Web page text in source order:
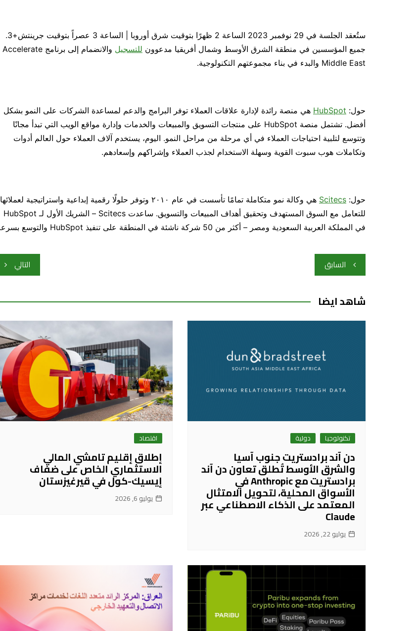
ستُعقد الجلسة في 29 نوفمبر 2023 الساعة 2 ظهرًا بتوقيت شرق أوروبا | الساعة 3 عصراً بتوقيت جرينتش+3.
جميع المؤسسين في منطقة الشرق الأوسط وشمال أفريقيا مدعوون للتسجيل
والانضمام إلى برنامج Accelerate
Middle East والبدء في بناء مجموعتهم التكنولوجية.
حول: HubSpot هي منصة رائدة لإدارة علاقات العملاء توفر البرامج والدعم لمساعدة الشركات على النمو بشكل
أفضل. تشتمل منصة HubSpot على منتجات التسويق والمبيعات والخدمات وإدارة مواقع الويب التي تبدأ مجانًا
وتتوسع لتلبية احتياجات العملاء في أي مرحلة من مراحل النمو. اليوم، يستخدم آلاف العملاء حول العالم أدوات
وتكاملات هوب سبوت القوية وسهلة الاستخدام لجذب العملاء وإشراكهم وإسعادهم.
حول: Scitecs
هي وكالة نمو متكاملة تمامًا تأسست في عام ٢٠١٠ وتوفر حلولًا رقمية إبداعية واستراتيجية لعملائها
للتعامل مع السوق المستهدف وتحقيق أهداف المبيعات والتسويق. ساعدت Scitecs – الشريك الأول لـ HubSpot
في المملكة العربية السعودية ومصر – أكثر من 50 شركة ناشئة في المنطقة على تنفيذ HubSpot والتوسع بسرعة.
تصفّح
المقالات
السابق التالي
شاهد ايضا
تكنولوجيا دولية
دن آند برادستريت جنوب آسيا
والشرق الأوسط تُطلق تعاون دن آند
برادستريت مع Anthropic في
الأسواق المحلية، لتحويل الامتثال
المعتمد على الذكاء الاصطناعي عبر
Claude
يوليو 22, 2026
اقتصاد
إطلاق إقليم تامشي المالي
الاستثماري الخاص على ضفاف
إيسيك-كول في قيرغيزستان
يوليو 6, 2026